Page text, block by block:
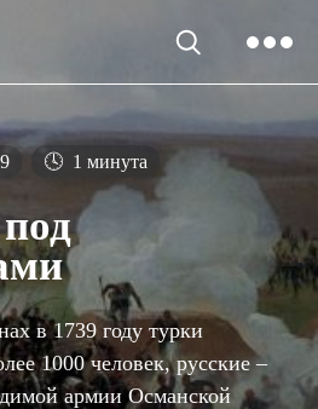
🕓 1 минута
в 1739 году турки
1000 человек, русские –
армии Османской